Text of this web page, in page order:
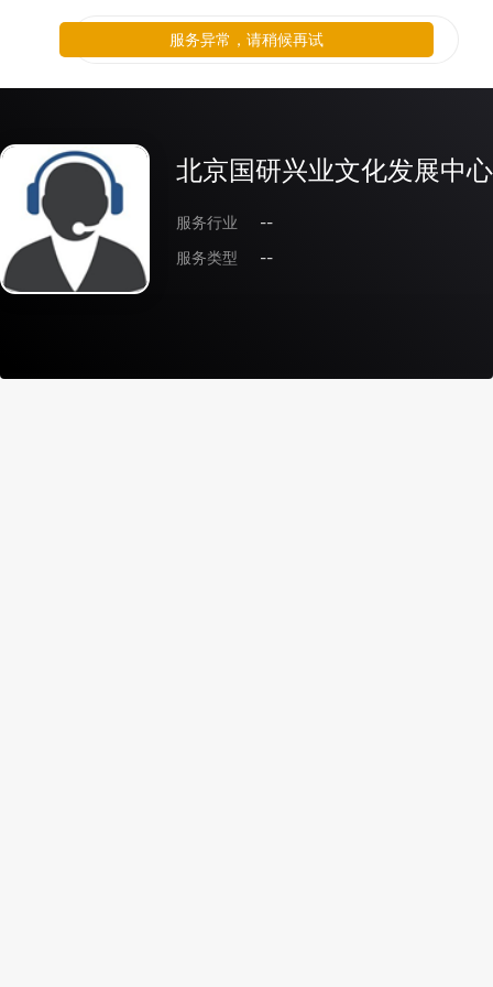
北京国研兴业文化发展中心
服务行业
--
服务类型
--
服务异常，请稍候再试